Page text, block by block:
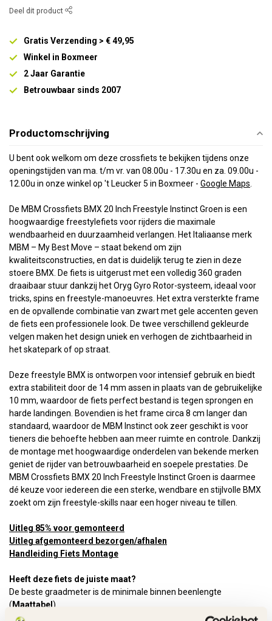
Deel dit product
Gratis Verzending > € 49,95
Winkel in Boxmeer
2 Jaar Garantie
Betrouwbaar sinds 2007
Productomschrijving
U bent ook welkom om deze crossfiets te bekijken tijdens onze
openingstijden van ma. t/m vr. van 08.00u - 17.30u en za. 09.00u -
12.00u in onze winkel op 't Leucker 5 in Boxmeer - Google Maps
De MBM Crossfiets BMX 20 Inch Freestyle Instinct Groen is een
hoogwaardige freestylefiets voor rijders die maximale
wendbaarheid en duurzaamheid verlangen. Het Italiaanse merk
MBM – My Best Move – staat bekend om zijn
kwaliteitsconstructies, en dat is duidelijk terug te zien in deze
stoere BMX. De fiets is uitgerust met een volledig 360 graden
draaibaar stuur dankzij het Oryg Gyro Rotor-systeem, ideaal voor
tricks, spins en freestyle-manoeuvres. Het extra versterkte frame
en de opvallende combinatie van zwart met gele accenten geven
de fiets een professionele look. De twee verschillend gekleurde
velgen maken het design uniek en verhogen de zichtbaarheid in
het skatepark of op straat.
Deze freestyle BMX is ontworpen voor intensief gebruik en biedt
extra stabiliteit door de 14 mm assen in plaats van de gebruikelijke
10 mm, waardoor de fiets perfect bestand is tegen sprongen en
harde landingen. Bovendien is het frame circa 8 cm langer dan
standaard, waardoor de MBM Instinct ook zeer geschikt is voor
tieners die behoefte hebben aan meer ruimte en controle. Dankzij
de montage met hoogwaardige onderdelen van bekende merken
geniet de rijder van betrouwbaarheid en soepele prestaties. De
MBM Crossfiets BMX 20 Inch Freestyle Instinct Groen is daarmee
dé keuze voor iedereen die een sterke, wendbare en stijlvolle BMX
zoekt om zijn freestyle-skills naar een hoger niveau te tillen.
Uitleg 85% voor gemonteerd
Uitleg afgemonteerd bezorgen/afhalen
Handleiding Fiets Montage
Heeft deze fiets de juiste maat?
De beste graadmeter is de minimale binnen beenlengte
(Maattabel).
Voor deze fiets gelden onderstaande afmetingen: